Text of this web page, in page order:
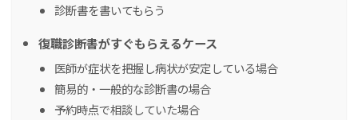
診断書を書いてもらう
復職診断書がすぐもらえるケース
医師が症状を把握し病状が安定している場合
簡易的・一般的な診断書の場合
予約時点で相談していた場合